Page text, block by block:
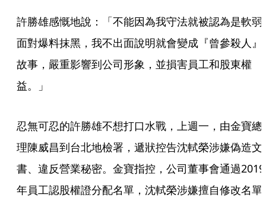
許勝雄感慨地說：「不能因為我守法就被認為是軟弱
面對爆料抹黑，我不出面說明就會變成『曾參殺人』
故事，嚴重影響到公司形象，並損害員工和股東權
益。」
忍無可忍的許勝雄不想打口水戰，上週一，由金寶總
理陳威昌到台北地檢署，遞狀控告沈軾榮涉嫌偽造文
書、違反營業秘密。金寶指控，公司董事會通過2019
年員工認股權證分配名單，沈軾榮涉嫌擅自修改名單